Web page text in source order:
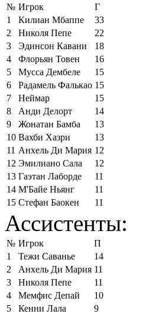
№ Игрок
Г
1
Килиан Мбаппе
33
2
Николя Пепе
22
3
Эдинсон Кавани
18
4
Флорьян Товен
16
5
Мусса Дембеле
15
6
Радамель Фалькао 15
7
Неймар
15
8
Анди Делорт
14
9
Жонатан Бамба
13
10 Вахби Хазри
13
11 Анхель Ди Мария 12
12 Эмилиано Сала
12
13 Гаэтан Лаборде
11
14 М'Байе Ньянг
11
15 Стефан Баокен 11
Ассистенты:
№ Игрок
П
1
Тежи Саванье
14
2
Анхель Ди Мария 11
3
Николя Пепе
11
4
Мемфис Депай
10
5
Кенни Лала
9